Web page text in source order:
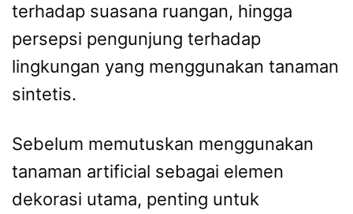
terhadap suasana ruangan, hingga
persepsi pengunjung terhadap
lingkungan yang menggunakan tanaman
sintetis.
Sebelum memutuskan menggunakan
tanaman artificial sebagai elemen
dekorasi utama, penting untuk